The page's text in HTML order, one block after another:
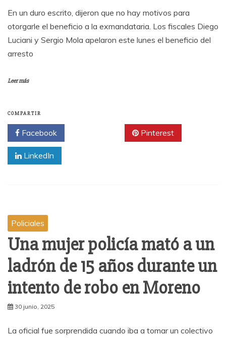
En un duro escrito, dijeron que no hay motivos para
otorgarle el beneficio a la exmandataria. Los fiscales Diego
Luciani y Sergio Mola apelaron este lunes el beneficio del
arresto
Leer más
COMPARTIR
Facebook Pinterest
LinkedIn
Policiales
Una mujer policía mató a un
ladrón de 15 años durante un
intento de robo en Moreno
30 junio, 2025
La oficial fue sorprendida cuando iba a tomar un colectivo